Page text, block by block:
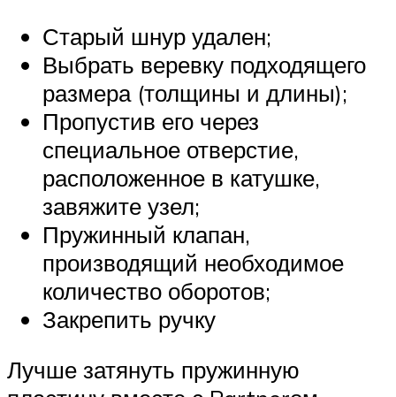
Старый шнур удален;
Выбрать веревку подходящего
размера (толщины и длины);
Пропустив его через
специальное отверстие,
расположенное в катушке,
завяжите узел;
Пружинный клапан,
производящий необходимое
количество оборотов;
Закрепить ручку
Лучше затянуть пружинную